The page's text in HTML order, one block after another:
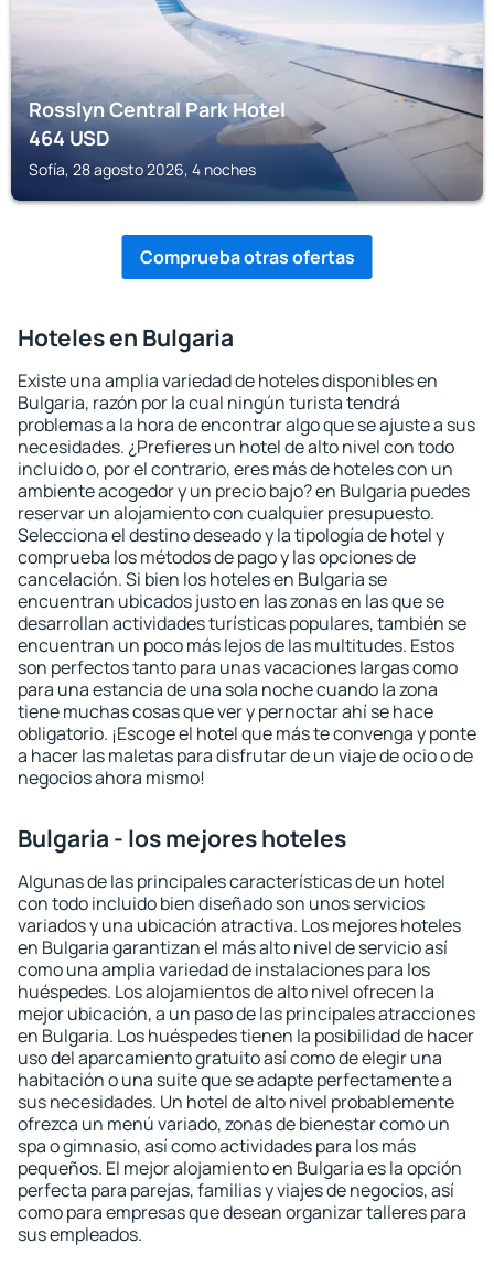
Rosslyn Central Park Hotel
464USD
Sofía, 28 agosto 2026, 4 noches
Comprueba otras ofertas
Hoteles en Bulgaria
Existe una amplia variedad de hoteles disponibles en
Bulgaria, razón por la cual ningún turista tendrá
problemas a la hora de encontrar algo que se ajuste a sus
necesidades. ¿Prefieres un hotel de alto nivel con todo
incluido o, por el contrario, eres más de hoteles con un
ambiente acogedor y un precio bajo? en Bulgaria puedes
reservar un alojamiento con cualquier presupuesto.
Selecciona el destino deseado y la tipología de hotel y
comprueba los métodos de pago y las opciones de
cancelación. Si bien los hoteles en Bulgaria se
encuentran ubicados justo en las zonas en las que se
desarrollan actividades turísticas populares, también se
encuentran un poco más lejos de las multitudes. Estos
son perfectos tanto para unas vacaciones largas como
para una estancia de una sola noche cuando la zona
tiene muchas cosas que ver y pernoctar ahí se hace
obligatorio. ¡Escoge el hotel que más te convenga y ponte
a hacer las maletas para disfrutar de un viaje de ocio o de
negocios ahora mismo!
Bulgaria - los mejores hoteles
Algunas de las principales características de un hotel
con todo incluido bien diseñado son unos servicios
variados y una ubicación atractiva. Los mejores hoteles
en Bulgaria garantizan el más alto nivel de servicio así
como una amplia variedad de instalaciones para los
huéspedes. Los alojamientos de alto nivel ofrecen la
mejor ubicación, a un paso de las principales atracciones
en Bulgaria. Los huéspedes tienen la posibilidad de hacer
uso del aparcamiento gratuito así como de elegir una
habitación o una suite que se adapte perfectamente a
sus necesidades. Un hotel de alto nivel probablemente
ofrezca un menú variado, zonas de bienestar como un
spa o gimnasio, así como actividades para los más
pequeños. El mejor alojamiento en Bulgaria es la opción
perfecta para parejas, familias y viajes de negocios, así
como para empresas que desean organizar talleres para
sus empleados.